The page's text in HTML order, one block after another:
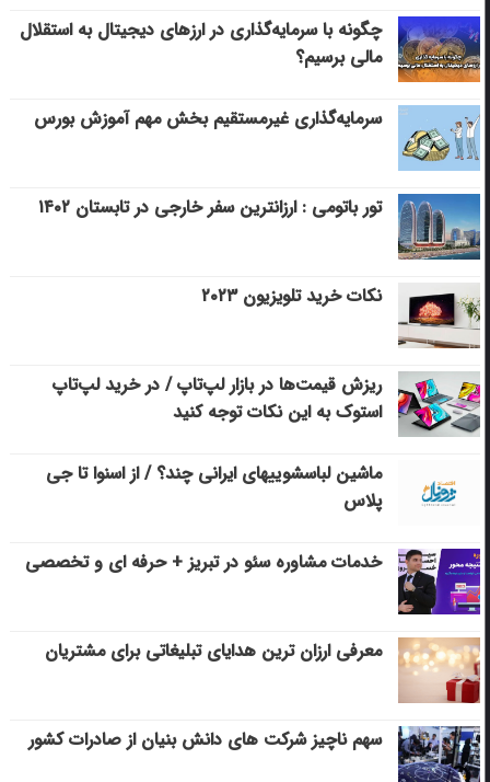
چگونه با سرمایه‌گذاری در ارزهای دیجیتال به استقلال
مالی برسیم؟
سرمایه‌گذاری غیرمستقیم بخش مهم آموزش بورس
تور باتومی : ارزانترین سفر خارجی در تابستان ۱۴۰۲
نکات خرید تلویزیون ۲۰۲۳
ریزش قیمت‌ها در بازار لپ‌تاپ / در خرید لپ‌تاپ
استوک به این نکات توجه کنید
ماشین لباسشویی‎های ایرانی چند؟ / از اسنوا تا جی
پلاس
خدمات مشاوره سئو در تبریز + حرفه ای و تخصصی
معرفی ارزان ترین هدایای تبلیغاتی برای مشتریان
سهم ناچیز شرکت های دانش بنیان از صادرات کشور